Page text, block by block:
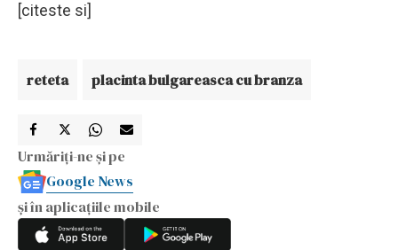
[citeste si]
reteta placinta bulgareasca cu branza
Urmăriți-ne și pe
Google News
și în aplicațiile mobile